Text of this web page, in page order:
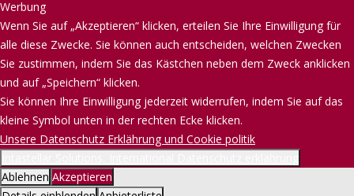
Werbung
Wenn Sie auf „Akzeptieren“ klicken, erteilen Sie Ihre Einwilligung für
alle diese Zwecke. Sie können auch entscheiden, welchen Zwecken
Sie zustimmen, indem Sie das Kästchen neben dem Zweck anklicken
und auf „Speichern“ klicken.
Sie können Ihre Einwilligung jederzeit widerrufen, indem Sie auf das
kleine Symbol unten in der rechten Ecke klicken.
Unsere Datenschutz Erklährung und Cookie politik
Ablehnen Akzeptieren